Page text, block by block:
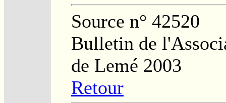
Source n° 42520
Bulletin de
de Lemé 2003
Retour